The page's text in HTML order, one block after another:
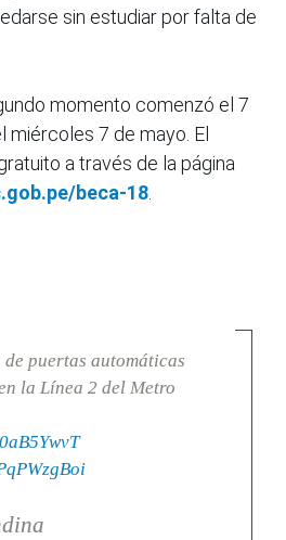
sin estudiar por falta de
momento comenzó el 7
miércoles 7 de mayo. El
a través de la página
beca-18
puertas automáticas
la Línea 2 del Metro